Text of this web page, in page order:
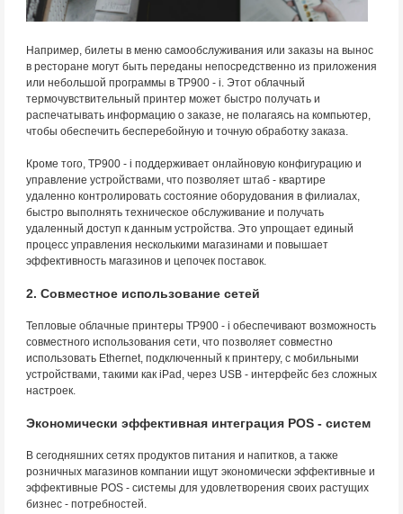
Например, билеты в меню самообслуживания или заказы на вынос
в ресторане могут быть переданы непосредственно из приложения
или небольшой программы в TP900 - i. Этот облачный
термочувствительный принтер может быстро получать и
распечатывать информацию о заказе, не полагаясь на компьютер,
чтобы обеспечить бесперебойную и точную обработку заказа.
Кроме того, TP900 - i поддерживает онлайновую конфигурацию и
управление устройствами, что позволяет штаб - квартире
удаленно контролировать состояние оборудования в филиалах,
быстро выполнять техническое обслуживание и получать
удаленный доступ к данным устройства. Это упрощает единый
процесс управления несколькими магазинами и повышает
эффективность магазинов и цепочек поставок.
2. Совместное использование сетей
Тепловые облачные принтеры TP900 - i обеспечивают возможность
совместного использования сети, что позволяет совместно
использовать Ethernet, подключенный к принтеру, с мобильными
устройствами, такими как iPad, через USB - интерфейс без сложных
настроек.
Экономически эффективная интеграция POS - систем
В сегодняшних сетях продуктов питания и напитков, а также
розничных магазинов компании ищут экономически эффективные и
эффективные POS - системы для удовлетворения своих растущих
бизнес - потребностей.